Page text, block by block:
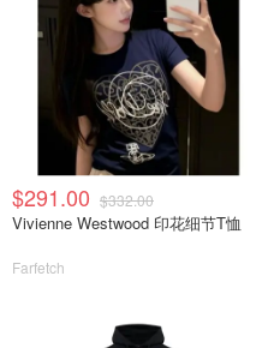
$291.00 $332.00
Vivienne Westwood 印花细节T恤
Farfetch